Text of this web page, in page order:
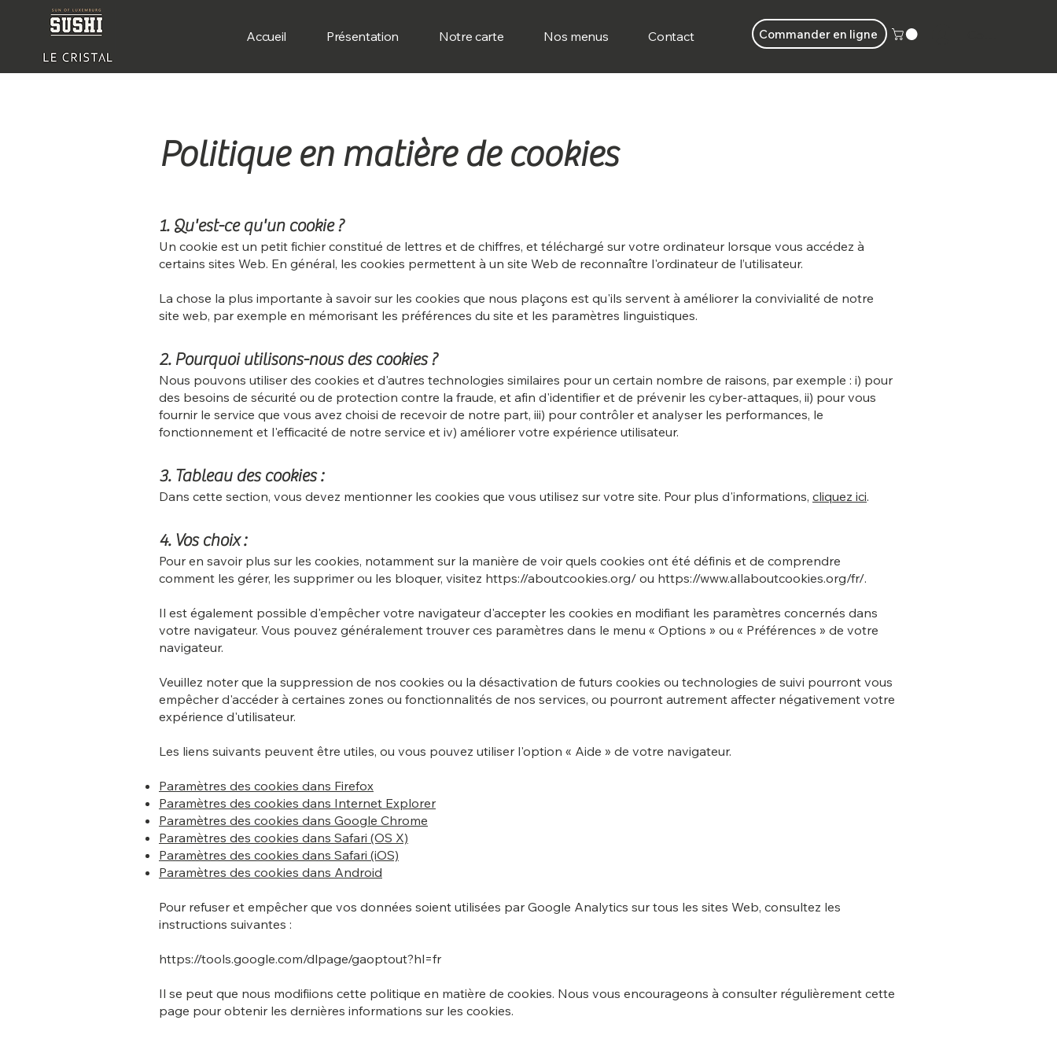
Accueil Présentation Notre carte Nos menus Contact Commander en ligne
Politique en matière de cookies
1. Qu'est-ce qu'un cookie ?
Un cookie est un petit fichier constitué de lettres et de chiffres, et téléchargé sur votre ordinateur lorsque vous accédez à
certains sites Web. En général, les cookies permettent à un site Web de reconnaître l'ordinateur de l’utilisateur.
La chose la plus importante à savoir sur les cookies que nous plaçons est qu'ils servent à améliorer la convivialité de notre
site web, par exemple en mémorisant les préférences du site et les paramètres linguistiques.
2. Pourquoi utilisons-nous des cookies ?
Nous pouvons utiliser des cookies et d'autres technologies similaires pour un certain nombre de raisons, par exemple : i) pour
des besoins de sécurité ou de protection contre la fraude, et afin d'identifier et de prévenir les cyber-attaques, ii) pour vous
fournir le service que vous avez choisi de recevoir de notre part, iii) pour contrôler et analyser les performances, le
fonctionnement et l'efficacité de notre service et iv) améliorer votre expérience utilisateur.
3. Tableau des cookies :
Dans cette section, vous devez mentionner les cookies que vous utilisez sur votre site. Pour plus d'informations, cliquez ici.
4. Vos choix :
Pour en savoir plus sur les cookies, notamment sur la manière de voir quels cookies ont été définis et de comprendre
comment les gérer, les supprimer ou les bloquer, visitez https://aboutcookies.org/ ou https://www.allaboutcookies.org/fr/.
Il est également possible d'empêcher votre navigateur d'accepter les cookies en modifiant les paramètres concernés dans
votre navigateur. Vous pouvez généralement trouver ces paramètres dans le menu « Options » ou « Préférences » de votre
navigateur.
Veuillez noter que la suppression de nos cookies ou la désactivation de futurs cookies ou technologies de suivi pourront vous
empêcher d'accéder à certaines zones ou fonctionnalités de nos services, ou pourront autrement affecter négativement votre
expérience d'utilisateur.
Les liens suivants peuvent être utiles, ou vous pouvez utiliser l'option « Aide » de votre navigateur.
Paramètres des cookies dans Firefox
Paramètres des cookies dans Internet Explorer
Paramètres des cookies dans Google Chrome
Paramètres des cookies dans Safari (OS X)
Paramètres des cookies dans Safari (iOS)
Paramètres des cookies dans Android
Pour refuser et empêcher que vos données soient utilisées par Google Analytics sur tous les sites Web, consultez les
instructions suivantes :
https://tools.google.com/dlpage/gaoptout?hl=fr
Il se peut que nous modifiions cette politique en matière de cookies. Nous vous encourageons à consulter régulièrement cette
page pour obtenir les dernières informations sur les cookies.